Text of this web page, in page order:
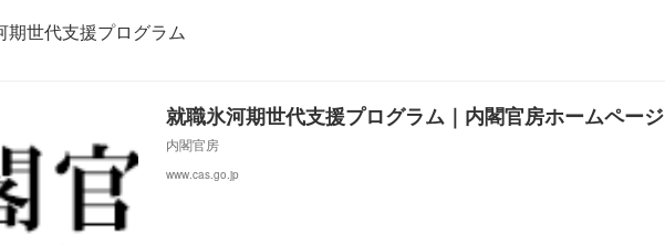
期世代支援プログラム
就職氷河期世代支援プログラム｜内閣官房ホームページ
内閣官房
www.cas.go.jp